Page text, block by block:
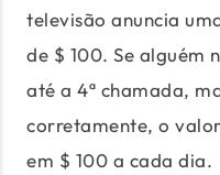
televisão anuncia
de $ 100. Se alguém
até a 4ª chamada,
corretamente, o
em $ 100 a cada dia.